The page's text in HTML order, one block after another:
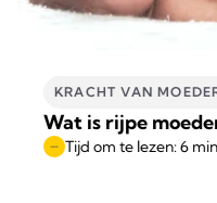
KRACHT VAN
Wat is rijpe
Tijd om te lezen: 6